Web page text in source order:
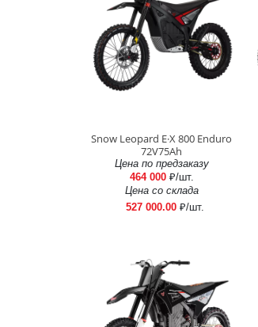
Snow Leopard E·X 800 Enduro
72V75Ah
Цена по предзаказу
464 000 ₽/шт.
Цена со склада
527 000.00 ₽/шт.